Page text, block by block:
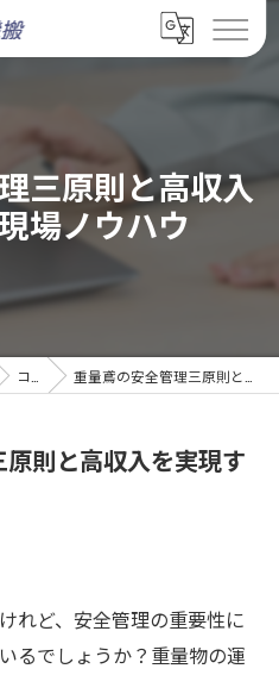
三原則と高収入
場ノウハウ
コラム 重量鳶の安全管理三原則と高収入を実現する現場ノウハウ
則と高収入を実現す
れど、安全管理の重要性に
るでしょうか？重量物の運